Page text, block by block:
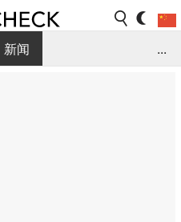
新闻
...